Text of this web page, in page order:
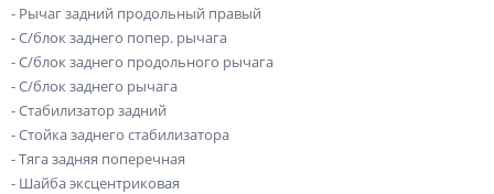
- Рычаг задний продольный правый
- С/блок заднего попер. рычага
- С/блок заднего продольного рычага
- С/блок заднего рычага
- Стабилизатор задний
- Стойка заднего стабилизатора
- Тяга задняя поперечная
- Шайба эксцентриковая